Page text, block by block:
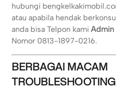
hubungi
atau apabila hendak
anda bisa Telpon kami Admin
Nomor 0813-1897-0216.
BERBAGAI MACAM